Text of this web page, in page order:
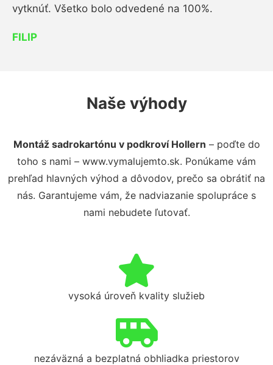
vytknúť. Všetko bolo odvedené na 100%.
FILIP
Naše výhody
Montáž sadrokartónu v podkroví Hollern – poďte do
toho s nami – www.vymalujemto.sk. Ponúkame vám
prehľad hlavných výhod a dôvodov, prečo sa obrátiť na
nás. Garantujeme vám, že nadviazanie spolupráce s
nami nebudete ľutovať.
vysoká úroveň kvality služieb
nezáväzná a bezplatná obhliadka priestorov